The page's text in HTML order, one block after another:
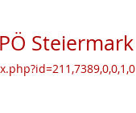
Steiermark